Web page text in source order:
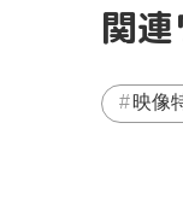
関
映像